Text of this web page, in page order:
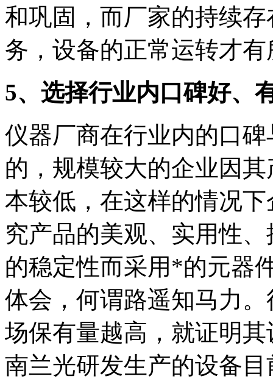
和巩固，而厂家的持续
务，设备的正常运转才
5、选择行业内口碑好、
仪器厂商在行业内的口
的，规模较大的企业因
本较低，在这样的情况
究产品的美观、实用性
的稳定性而采用*的元器
体会，何谓路遥知马力
场保有量越高，就证明
南兰光研发生产的设备